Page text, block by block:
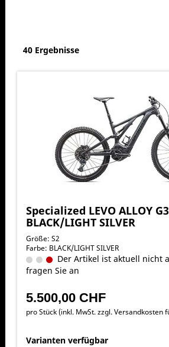
40 Ergebnisse
Specialized LEVO ALLOY
BLACK/LIGHT SILVER
Größe: S2
Farbe: BLACK/LIGHT SILVER
Der Artikel ist aktuell nicht
fragen Sie an
5.500,00 CHF
pro Stück (inkl. MwSt. zzgl.Versandkosten
Varianten verfügbar